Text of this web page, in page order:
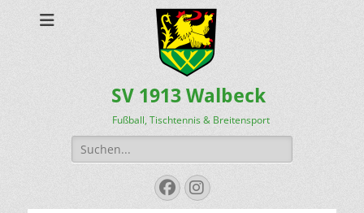
SV 1913 Walbeck
Fußball, Tischtennis & Breitensport
Suchen
nach:
Facebook
Instagram